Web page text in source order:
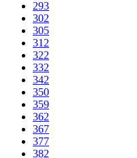
293
302
305
312
322
332
342
350
359
362
367
377
382